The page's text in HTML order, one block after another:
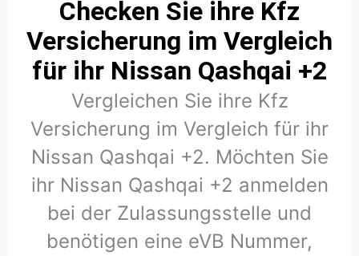
Checken Sie ihre Kfz
Versicherung im Vergleich
für ihr Nissan Qashqai +2
Vergleichen Sie ihre Kfz
Versicherung im Vergleich für ihr
Nissan Qashqai +2. Möchten Sie
ihr Nissan Qashqai +2 anmelden
bei der Zulassungsstelle und
benötigen eine eVB Nummer,